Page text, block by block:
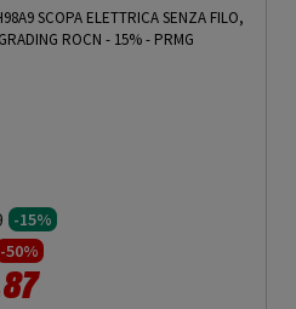
SCOPA ELETTRICA SENZA FILO,
ROCN - 15%- PRMG
-15%
da
-50%